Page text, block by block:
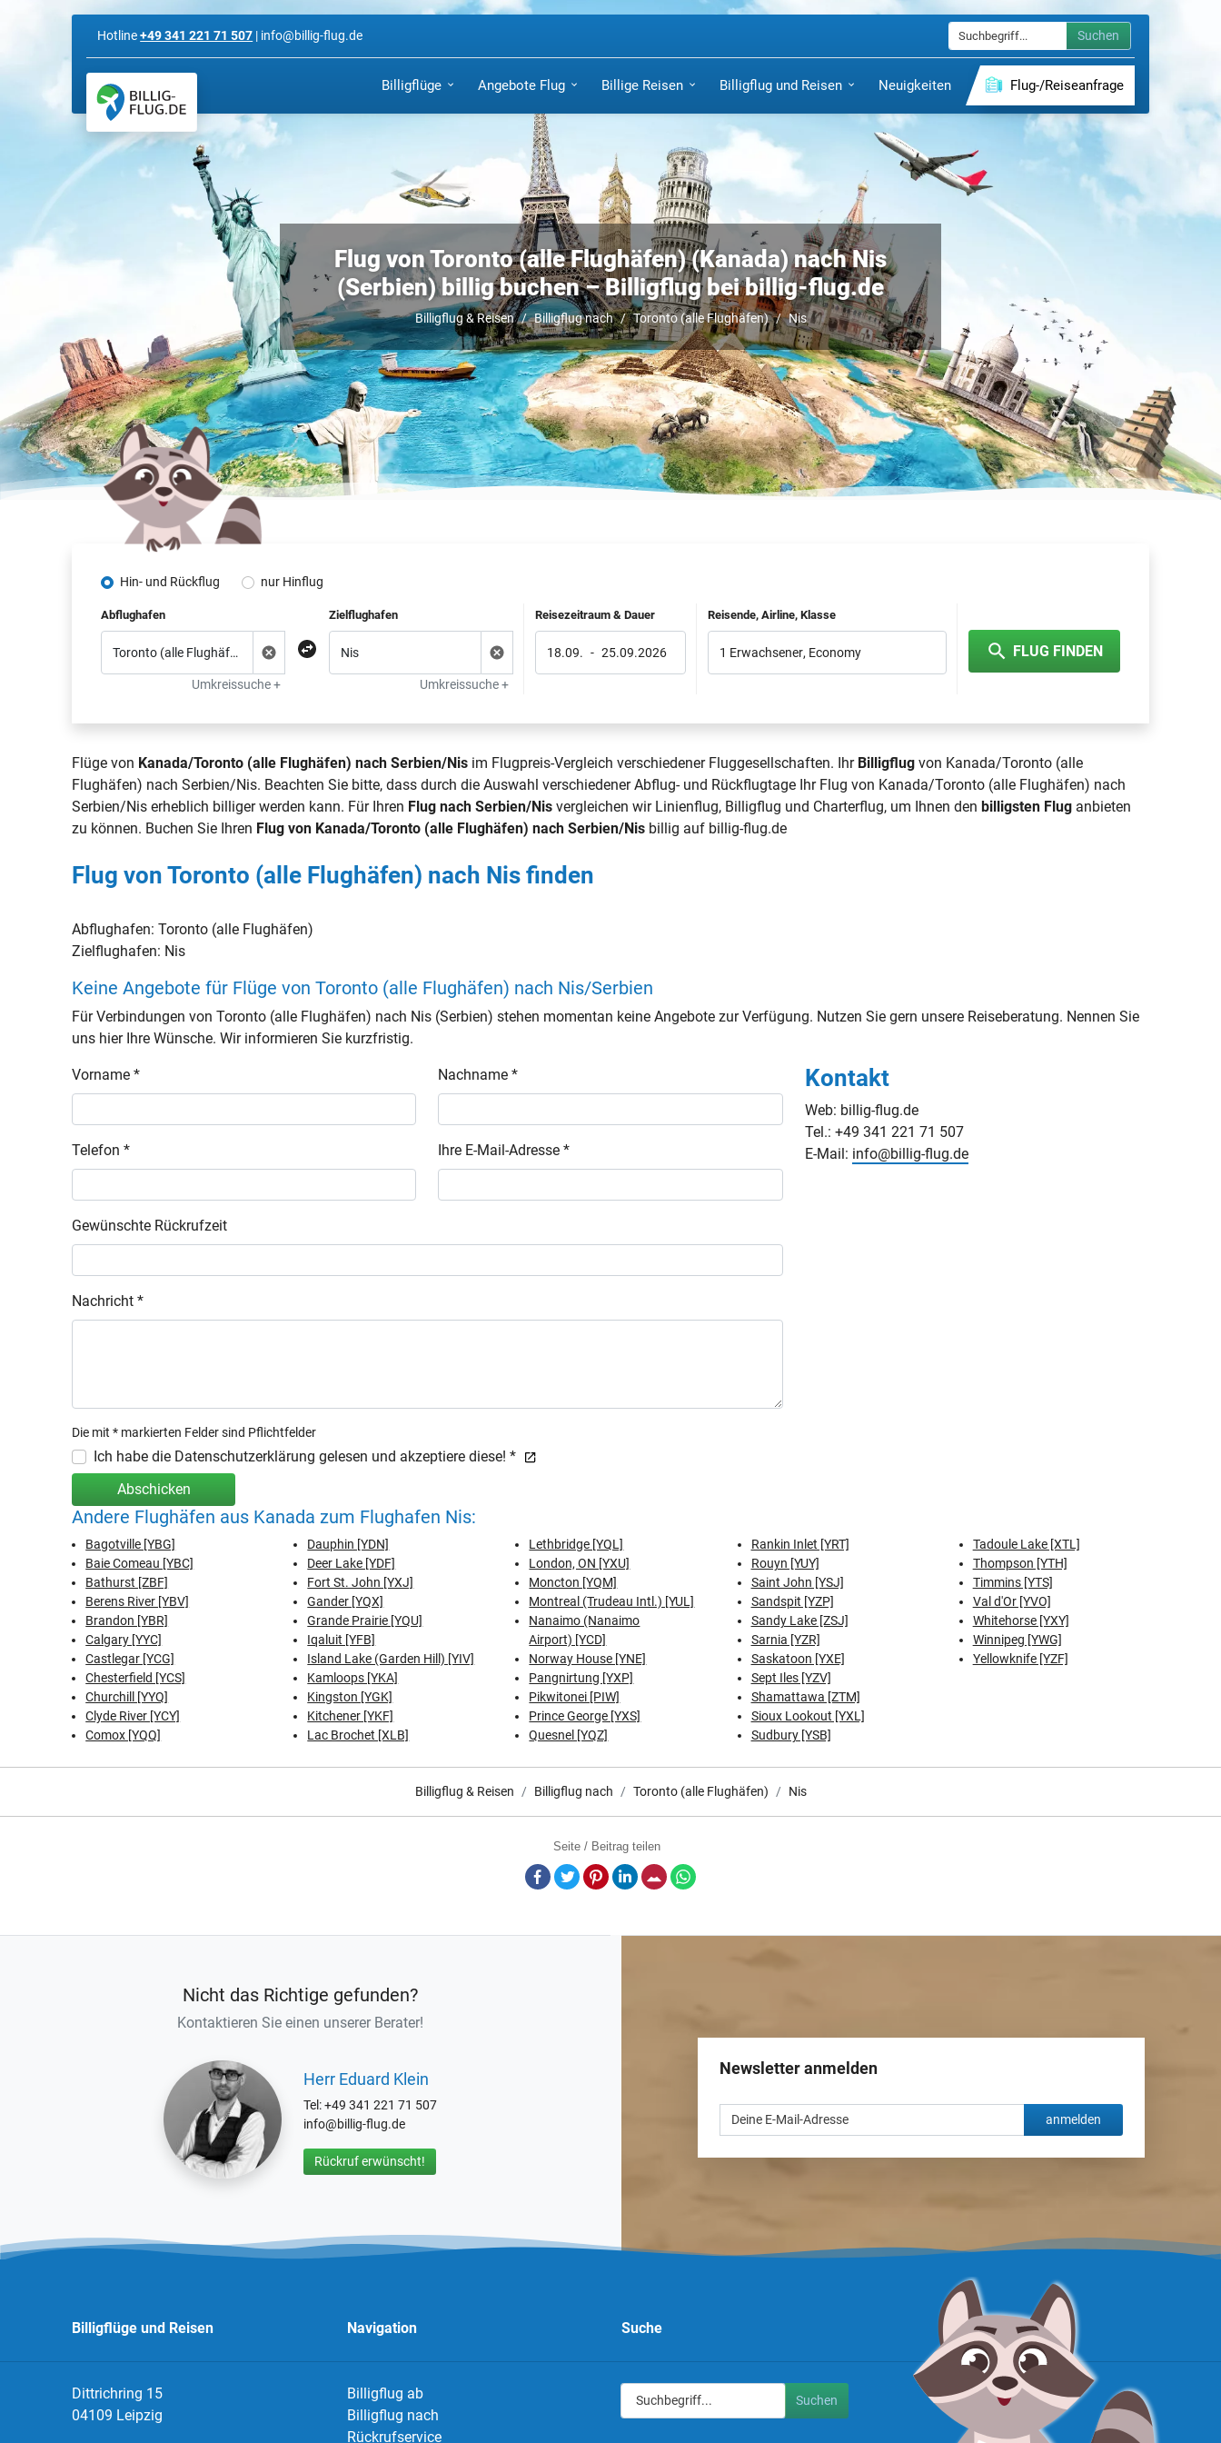
Hotline+49 341 221 71 507 | info@billig-flug.de Suchen
Billigflüge Angebote Flug Billige Reisen Billigflug und Reisen Neuigkeiten Flug-/Reiseanfrage
Flug von Toronto (alle Flughäfen) (Kanada) nach Nis
(Serbien) billig buchen – Billigflug bei billig-flug.de
Billigflug & Reisen Billigflug nach Toronto (alle Flughäfen) Nis
Hin- und Rückflug nur Hinflug
Abflughafen
Umkreissuche +
Zielflughafen
Umkreissuche +
Reisezeitraum & Dauer
18.09. - 25.09.2026
Reisende, Airline, Klasse
1 Erwachsener, Economy FLUG FINDEN
Flüge von Kanada/Toronto (alle Flughäfen) nach Serbien/Nis im Flugpreis-Vergleich verschiedener Fluggesellschaften. Ihr Billigflug von Kanada/Toronto (alle
Flughäfen) nach Serbien/Nis. Beachten Sie bitte, dass durch die Auswahl verschiedener Abflug- und Rückflugtage Ihr Flug von Kanada/Toronto (alle Flughäfen) nach
Serbien/Nis erheblich billiger werden kann. Für Ihren Flug nach Serbien/Nis vergleichen wir Linienflug, Billigflug und Charterflug, um Ihnen denbilligsten Flug anbieten
zu können. Buchen Sie Ihren Flug von Kanada/Toronto (alle Flughäfen) nach Serbien/Nis billig auf billig-flug.de
Flug von Toronto (alle Flughäfen) nach Nis finden
Abflughafen:Toronto (alle Flughäfen)
Zielflughafen: Nis
Keine Angebote für Flüge von Toronto (alle Flughäfen) nach Nis/Serbien
Für Verbindungen von Toronto (alle Flughäfen) nach Nis (Serbien) stehen momentan keine Angebote zur Verfügung. Nutzen Sie gern unsere Reiseberatung. Nennen Sie
uns hier Ihre Wünsche. Wir informieren Sie kurzfristig.
Vorname * Nachname *
Telefon * Ihre E-Mail-Adresse *
Gewünschte Rückrufzeit
Nachricht *
Die mit * markierten Felder sind Pflichtfelder
Ich habe die Datenschutzerklärung gelesen und akzeptiere diese! *
Abschicken
Kontakt
Web: billig-flug.de
Tel.: +49 341 221 71 507
E-Mail: info@billig-flug.de
Andere Flughäfen aus Kanada zum Flughafen Nis:
Bagotville [YBG]
Baie Comeau [YBC]
Bathurst [ZBF]
Berens River [YBV]
Brandon [YBR]
Calgary [YYC]
Castlegar [YCG]
Chesterfield [YCS]
Churchill [YYQ]
Clyde River [YCY]
Comox [YQQ]
Dauphin [YDN]
Deer Lake [YDF]
Fort St. John [YXJ]
Gander [YQX]
Grande Prairie [YQU]
Iqaluit [YFB]
Island Lake (Garden Hill) [YIV]
Kamloops [YKA]
Kingston [YGK]
Kitchener [YKF]
Lac Brochet [XLB]
Lethbridge [YQL]
London, ON [YXU]
Moncton [YQM]
Montreal (Trudeau Intl.) [YUL]
Nanaimo (Nanaimo
Airport) [YCD]
Norway House [YNE]
Pangnirtung [YXP]
Pikwitonei [PIW]
Prince George [YXS]
Quesnel [YQZ]
Rankin Inlet [YRT]
Rouyn [YUY]
Saint John [YSJ]
Sandspit [YZP]
Sandy Lake [ZSJ]
Sarnia [YZR]
Saskatoon [YXE]
Sept Iles [YZV]
Shamattawa [ZTM]
Sioux Lookout [YXL]
Sudbury [YSB]
Tadoule Lake [XTL]
Thompson [YTH]
Timmins [YTS]
Val d'Or [YVO]
Whitehorse [YXY]
Winnipeg [YWG]
Yellowknife [YZF]
Billigflug & Reisen Billigflug nach Toronto (alle Flughäfen) Nis
Seite / Beitrag teilen
Facebook
TwitterPinterestLinkedInE-Mail
Nicht das Richtige gefunden?
Kontaktieren Sie einen unserer Berater!
Herr Eduard Klein
Tel: +49 341 221 71 507
info@billig-flug.de
Rückruf erwünscht!
Newsletter anmelden
anmelden
Billigflüge und Reisen
Dittrichring 15
04109 Leipzig
Navigation
Billigflug ab
Billigflug nach
Rückrufservice
Suche
Suchen